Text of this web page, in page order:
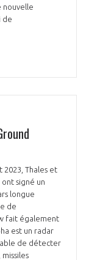
nouvelle
de
2023, Thales et
signé un
longue
de
fait également
est un radar
de détecter
missiles